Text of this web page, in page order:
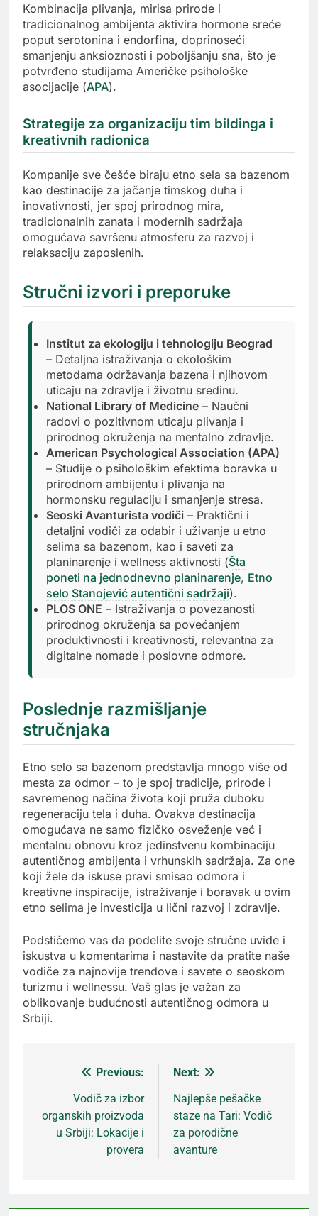
Kombinacija plivanja, mirisa prirode i
tradicionalnog ambijenta aktivira hormone sreće
poput serotonina i endorfina, doprinoseći
smanjenju anksioznosti i poboljšanju sna, što je
potvrđeno studijama Američke psihološke
asocijacije (APA).
Strategije za organizaciju tim bildinga i
kreativnih radionica
Kompanije sve češće biraju etno sela sa bazenom
kao destinacije za jačanje timskog duha i
inovativnosti, jer spoj prirodnog mira,
tradicionalnih zanata i modernih sadržaja
omogućava savršenu atmosferu za razvoj i
relaksaciju zaposlenih.
Stručni izvori i preporuke
Institut za ekologiju i tehnologiju Beograd
– Detaljna istraživanja o ekološkim
metodama održavanja bazena i njihovom
uticaju na zdravlje i životnu sredinu.
National Library of Medicine – Naučni
radovi o pozitivnom uticaju plivanja i
prirodnog okruženja na mentalno zdravlje.
American Psychological Association (APA)
– Studije o psihološkim efektima boravka u
prirodnom ambijentu i plivanja na
hormonsku regulaciju i smanjenje stresa.
Seoski Avanturista vodiči – Praktični i
detaljni vodiči za odabir i uživanje u etno
selima sa bazenom, kao i saveti za
planinarenje i wellness aktivnosti (Šta
poneti na jednodnevno planinarenje, Etno
selo Stanojević autentični sadržaji).
PLOS ONE – Istraživanja o povezanosti
prirodnog okruženja sa povećanjem
produktivnosti i kreativnosti, relevantna za
digitalne nomade i poslovne odmore.
Poslednje razmišljanje
stručnjaka
Etno selo sa bazenom predstavlja mnogo više od
mesta za odmor – to je spoj tradicije, prirode i
savremenog načina života koji pruža duboku
regeneraciju tela i duha. Ovakva destinacija
omogućava ne samo fizičko osveženje već i
mentalnu obnovu kroz jedinstvenu kombinaciju
autentičnog ambijenta i vrhunskih sadržaja. Za one
koji žele da iskuse pravi smisao odmora i
kreativne inspiracije, istraživanje i boravak u ovim
etno selima je investicija u lični razvoj i zdravlje.
Podstičemo vas da podelite svoje stručne uvide i
iskustva u komentarima i nastavite da pratite naše
vodiče za najnovije trendove i savete o seoskom
turizmu i wellnessu. Vaš glas je važan za
oblikovanje budućnosti autentičnog odmora u
Srbiji.
Кретање
чланка
Previous:
Vodič za izbor
organskih proizvoda
u Srbiji: Lokacije i
provera
Next:
Najlepše pešačke
staze na Tari: Vodič
za porodične
avanture